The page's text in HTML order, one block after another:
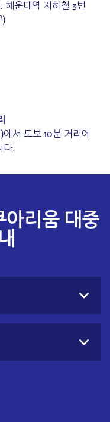
해운대역 지하철 3번
)
서 도보 10분 거리에
다.
리움 대중